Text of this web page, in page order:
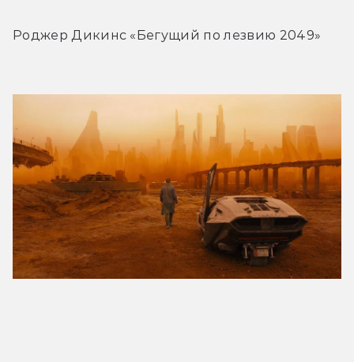
Роджер Дикинс «Бегущий по лезвию 2049»